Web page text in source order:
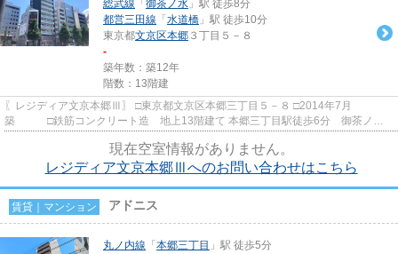
総武線 「 御茶ノ水 」駅 徒歩8分
都営三田線 「 水道橋 」駅 徒歩10分
東京都文京区本郷 ３丁目５－８
-
築年数：築12年
階数：13階建
〖レジディア文京本郷Ⅲ〗 □東京都文京区本郷三丁目５－８ □2014年7月
築 □鉄筋コンクリート造 地上13階建て 本郷三丁目駅徒歩6分 御茶ノ水
現在空室情報がありません。
レジディア文京本郷Ⅲへのお問い合わせはこちら
賃貸｜マンション アドニス
丸ノ内線 「 本郷三丁目 」駅 徒歩5分